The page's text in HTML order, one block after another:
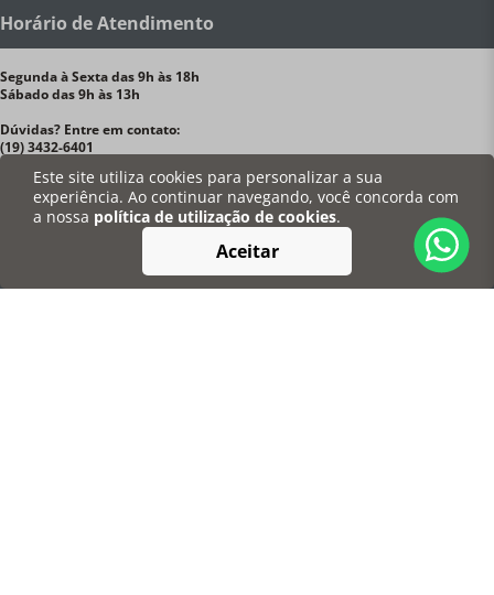
Este site utiliza cookies para personalizar a sua
experiência. Ao continuar navegando, você concorda com
a nossa política de utilização de cookies.
Aceitar
Horário de Atendimento
Segunda à Sexta das 9h às 18h
Sábado das 9h às 13h
Dúvidas? Entre em contato:
(19) 3432-6401
contato@degusta.com.br
Institucional